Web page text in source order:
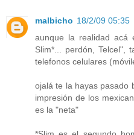
malbicho 18/2/09 05:35
aunque la realidad acá
Slim*... perdón, Telcel",
telefonos celulares
ojalá te la hayas pasado
impresión de los
es la "neta"